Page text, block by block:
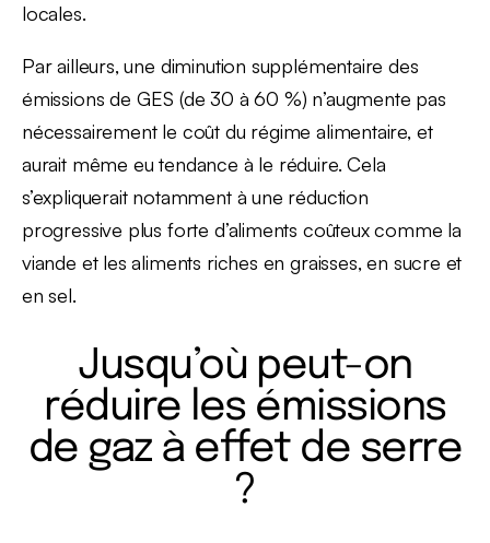
locales.
Par ailleurs, une diminution supplémentaire des
émissions de GES (de 30 à 60 %) n’augmente pas
nécessairement le coût du régime alimentaire, et
aurait même eu tendance à le réduire. Cela
s’expliquerait notamment à une réduction
progressive plus forte d’aliments coûteux comme la
viande et les aliments riches en graisses, en sucre et
en sel.
Jusqu’où peut-on
réduire les émissions
de gaz à effet de serre
?